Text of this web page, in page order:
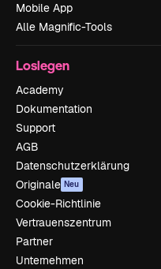
Mobile App
Alle Magnific-Tools
Loslegen
Academy
Dokumentation
Support
AGB
Datenschutzerklärung
Originale Neu
Cookie-Richtlinie
Vertrauenszentrum
Partner
Unternehmen